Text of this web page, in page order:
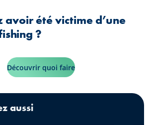
avoir été victime d’une
?
Découvrir quoi faire
aussi